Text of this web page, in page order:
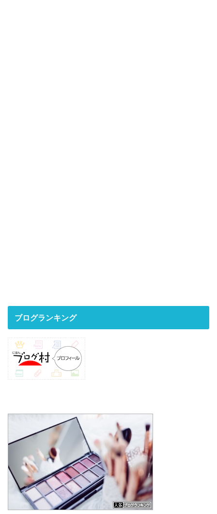
ブログランキング